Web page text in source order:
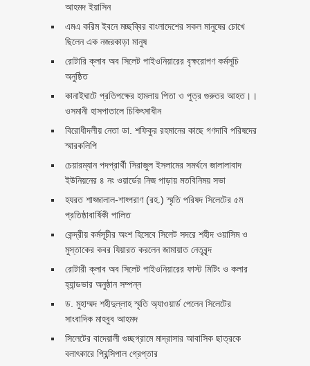
আহমদ ইয়াসিন
এমএ করিম ইবনে মচ্ছব্বির বাংলাদেশের সকল মানুষের চোখে
ছিলেন এক নজরকাড়া মানুষ ‎
রোটারি ক্লাব অব সিলেট পাইওনিয়ারের বৃক্ষরোপণ কর্মসূচি
অনুষ্ঠিত
কানাইঘাটে প্রতিপক্ষের হামলায় পিতা ও পুত্র গুরুতর আহত।।
ওসমানী হাসপাতালে চিকিৎসাধীন
বিরোধীদলীয় নেতা ডা. শফিকুর রহমানের কাছে গণদাবি পরিষদের
স্মারকলিপি ‎
চেয়ারম্যান পদপ্রার্থী সিরাজুল ইসলামের সমর্থনে জালালাবাদ
ইউনিয়নের ৪ নং ওয়ার্ডের নিজ পাড়ায় মতবিনিময় সভা
হযরত শাহ্জালাল-শাহ্পরাণ (রহ.) স্মৃতি পরিষদ সিলেটের ৫ম
প্রতিষ্ঠাবার্ষিকী পালিত ‎​
কেন্দ্রীয় কর্মসূচীর অংশ হিসেবে সিলেট সদরে শহীদ ওয়াসিম ও
মুস্তাকের কবর যিয়ারত করলেন জামায়াত নেতৃবৃন্দ ‎
রোটারী ক্লাব অব সিলেট পাইওনিয়ারের ফাস্ট মিটিং ও কলার
হ্যান্ডভার অনুষ্ঠান সম্পন্ন
ড. মুহাম্মদ শহীদুল্লাহ স্মৃতি অ্যাওয়ার্ড পেলেন সিলেটের
সাংবাদিক মাহবুব আহমদ
সিলেটের বাদেয়ালী গুচ্ছগ্রামে মাদ্রাসার আবাসিক ছাত্রকে
বলাৎকারে প্রিন্সিপাল গ্রেপ্তার ‎